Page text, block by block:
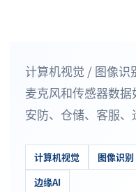
计算机视觉 / 图像识
麦克风和传感器数据
安防、仓储、客服、
计算机视觉 图像识别
边缘AI